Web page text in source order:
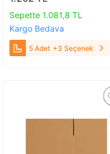
Sepette 1.081,8 TL
Kargo Bedava
5 Adet +3 Seçenek